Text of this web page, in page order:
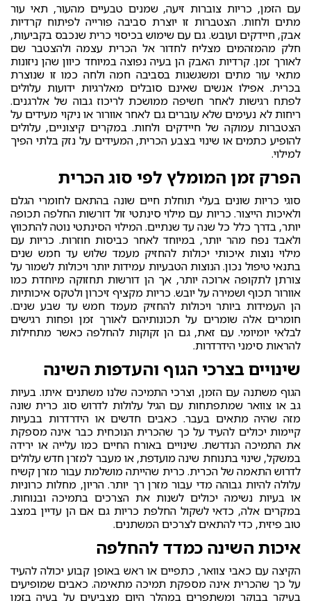
עם הזמן, כריות צוברות זיעה, שמנים טבעיים מהעור, תאי עור
מתים ולחות. הצטברות זו יוצרת סביבה פורייה לפיתוח קרדיות
אבק, חיידקים ועובש. גם עם שימוש בכיסוי כרית שנכבס בקביעות,
חלק מהמזהמים מצליח לחדור אל הכרית עצמה ולהצטבר שם
לאורך זמן. קרדיות האבק הן בעיה נפוצה במיוחד כיוון שהן ניזונות
מתאי עור מתים ומשגשגות בסביבה חמה ולחה כמו זו שנוצרת
בכרית. אפילו אנשים שאינם סובלים מאלרגיות ידועות עלולים
לפתח רגישות לאחר חשיפה ממושכת לריכוז גבוה של אלרגנים.
ריחות לא נעימים שלא עוברים גם לאחר אוורור או ניקוי מעידים על
הצטברות עמוקה של חיידקים ולחות. במקרים קיצוניים, עלולים
להופיע כתמים או שינוי בצבע הכרית, המעידים על נזק בלתי הפיך
למילוי.
הפרק זמן המומלץ לפי סוג הכרית
סוגי כריות שונים בעלי תוחלת חיים שונה בהתאם לחומרי הגלם
ולאיכות הייצור. כריות עם מילוי סינתטי זול דורשות החלפה תכופה
יותר, בדרך כלל כל שנה עד שנתיים. המילוי הסינתטי נוטה להתכווץ
ולאבד נפח מהר יותר, במיוחד לאחר כביסות חוזרות. כריות עם
מילוי נוצות איכותי יכולות להחזיק מעמד שלוש עד חמש שנים
בתנאי טיפול נכון. הנוצות הטבעיות עמידות יותר ויכולות לשמור על
צורתן לתקופה ארוכה יותר, אך הן דורשות תחזוקה מיוחדת כמו
אוורור תכוף ושמירה על יובש. כריות מקציף זיכרון ולטקס איכותיות
הן העמידות ביותר ויכולות להחזיק מעמד חמש עד שבע שנים.
חומרים אלה שומרים על תכונותיהם לאורך זמן ופחות רגישים
לבלאי יומיומי. עם זאת, גם הן זקוקות להחלפה כאשר מתחילות
להראות סימני הידרדרות.
שינויים בצרכי הגוף והעדפות השינה
הגוף משתנה עם הזמן, וצרכי התמיכה שלנו משתנים איתו. בעיות
גב או צוואר שמתפתחות עם הגיל עלולות לדרוש סוג כרית שונה
מזה שהיה מתאים בעבר. כאבים חדשים או הידרדרות בבעיות
קיימות יכולים להעיד על כך שהכרית הנוכחית כבר אינה מספקת
את התמיכה הנדרשת. שינויים באורח החיים כמו עלייה או ירידה
במשקל, שינוי בתנוחת שינה מועדפת, או מעבר למזרן חדש עלולים
לדרוש התאמה של הכרית. כרית שהייתה מושלמת עבור מזרן קשיח
עלולה להיות גבוהה מדי עבור מזרן רך יותר. הריון, מחלות כרוניות
או בעיות נשימה יכולים לשנות את הצרכים בתמיכה ובנוחות.
במקרים אלה, כדאי לשקול החלפת כריות גם אם הן עדיין במצב
טוב פיזית, כדי להתאים לצרכים המשתנים.
איכות השינה כמדד להחלפה
הקיצה עם כאבי צוואר, כתפיים או ראש באופן קבוע יכולה להעיד
על כך שהכרית אינה מספקת תמיכה מתאימה. כאבים שמופיעים
בעיקר בבוקר ומשתפרים במהלך היום מצביעים על בעיה בזמן